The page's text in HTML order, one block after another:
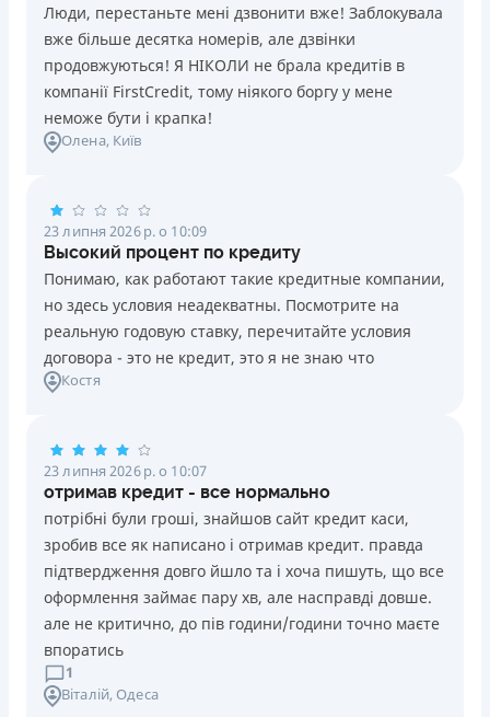
Люди, перестаньте мені дзвонити вже! Заблокувала
вже більше десятка номерів, але дзвінки
продовжуються! Я НІКОЛИ не брала кредитів в
компанії FirstCredit, тому ніякого боргу у мене
неможе бути і крапка!
Олена, Київ
23 липня 2026 р. о 10:09
Высокий процент по кредиту
Понимаю, как работают такие кредитные компании,
но здесь условия неадекватны. Посмотрите на
реальную годовую ставку, перечитайте условия
договора - это не кредит, это я не знаю что
Костя
23 липня 2026 р. о 10:07
отримав кредит - все нормально
потрібні були гроші, знайшов сайт кредит каси,
зробив все як написано і отримав кредит. правда
підтвердження довго йшло та і хоча пишуть, що все
оформлення займає пару хв, але насправді довше.
але не критично, до пів години/години точно маєте
впоратись
1
Віталій, Одеса